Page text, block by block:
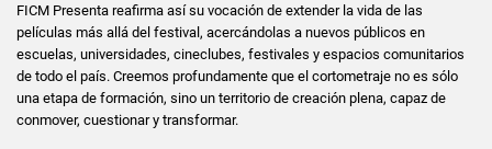
FICM Presenta reafirma así su vocación de extender la vida de las
películas más allá del festival, acercándolas a nuevos públicos en
escuelas, universidades, cineclubes, festivales y espacios comunitarios
de todo el país. Creemos profundamente que el cortometraje no es sólo
una etapa de formación, sino un territorio de creación plena, capaz de
conmover, cuestionar y transformar.